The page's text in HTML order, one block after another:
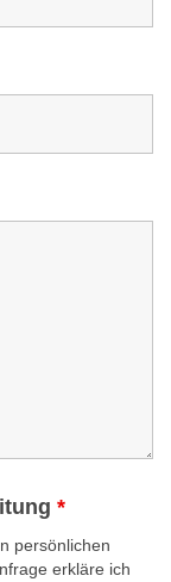
*
persönlichen
erkläre ich